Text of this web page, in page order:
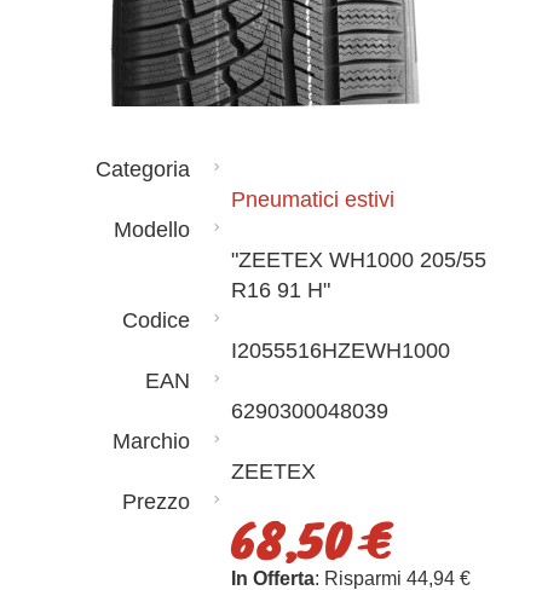
Categoria
Pneumatici estivi
Modello
"ZEETEX WH1000 205/55
R16 91 H"
Codice
I2055516HZEWH1000
EAN
6290300048039
Marchio
ZEETEX
Prezzo
68,50 €
In Offerta: Risparmi 44,94 €